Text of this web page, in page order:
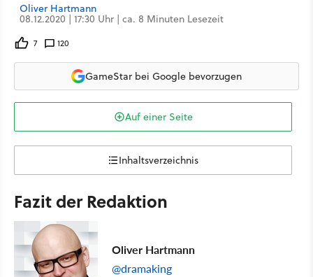
Oliver Hartmann
08.12.2020 | 17:30 Uhr | ca. 8 Minuten Lesezeit
7 120
GameStar bei Google bevorzugen
Auf einer Seite
Inhaltsverzeichnis
Fazit der Redaktion
Oliver Hartmann
@dramaking